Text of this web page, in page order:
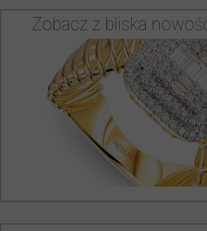
Zobacz z bliska